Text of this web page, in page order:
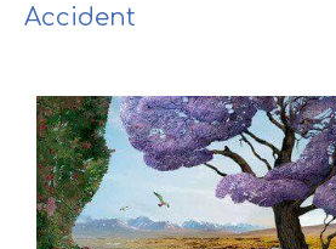
Accident